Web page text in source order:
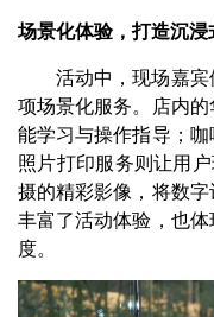
场景化体验，打造沉
活动中，现场嘉
项场景化服务。店内
能学习与操作指导；
照片打印服务则让用
摄的精彩影像，将数
丰富了活动体验，也
度。